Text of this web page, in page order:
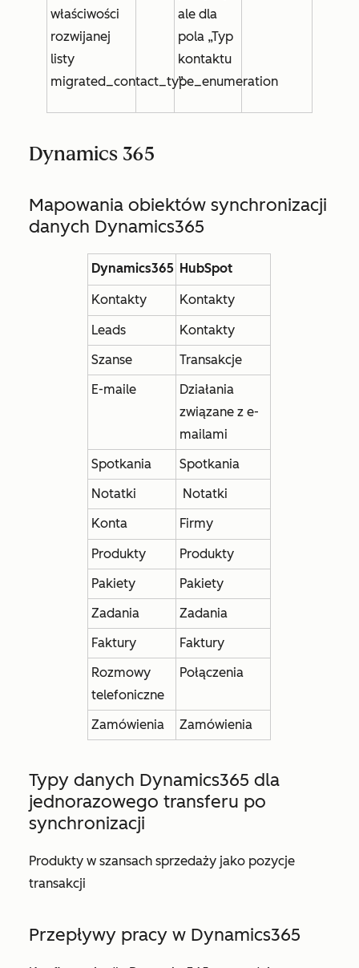
właściwości
rozwijanej
listy
migrated_contact_type_enumeration
ale dla
pola „Typ
kontaktu
”.
Dynamics 365
Mapowania obiektów synchronizacji
danych Dynamics365
Dynamics365 HubSpot
Kontakty
Kontakty
Leads
Kontakty
Szanse
Transakcje
E-maile
Działania
związane z e-
mailami
Spotkania
Spotkania
Notatki
Notatki
Konta
Firmy
Produkty
Produkty
Pakiety
Pakiety
Zadania
Zadania
Faktury
Faktury
Rozmowy
telefoniczne
Połączenia
Zamówienia Zamówienia
Typy danych Dynamics365 dla
jednorazowego transferu po
synchronizacji
Produkty w szansach sprzedaży jako pozycje
transakcji
Przepływy pracy w Dynamics365